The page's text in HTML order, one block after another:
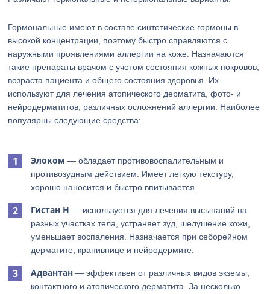
Гормональные имеют в составе синтетические гормоны в
высокой концентрации, поэтому быстро справляются с
наружными проявлениями аллергии на коже. Назначаются
такие препараты врачом с учетом состояния кожных покровов,
возраста пациента и общего состояния здоровья. Их
используют для лечения атопического дерматита, фото- и
нейродерматитов, различных осложнений аллергии. Наиболее
популярны следующие средства:
Элоком — обладает противовоспалительным и
противозудным действием. Имеет легкую текстуру,
хорошо наносится и быстро впитывается.
Гистан Н — используется для лечения высыпаний на
разных участках тела, устраняет зуд, шелушение кожи,
уменьшает воспаления. Назначается при себорейном
дерматите, крапивнице и нейродермите.
Адвантан — эффективен от различных видов экземы,
контактного и атопического дерматита. За несколько